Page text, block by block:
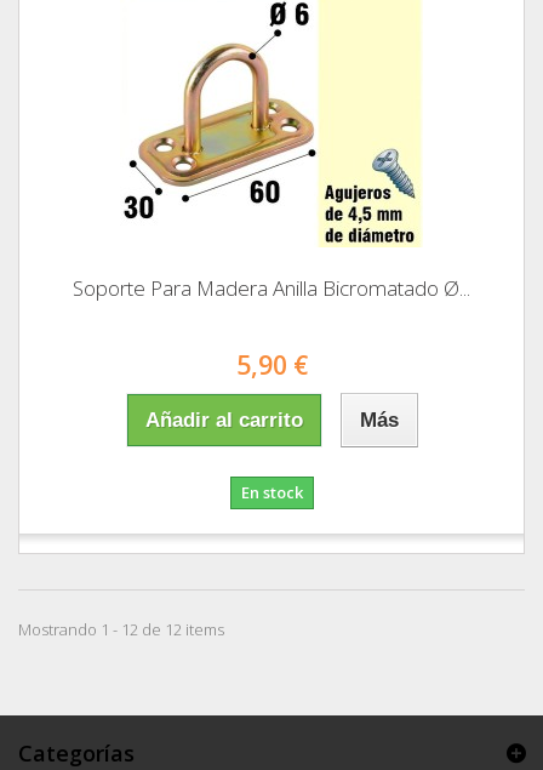
Soporte Para Madera Anilla Bicromatado Ø...
5,90 €
Añadir al carrito Más
En stock
Mostrando 1 - 12 de 12 items
Categorías